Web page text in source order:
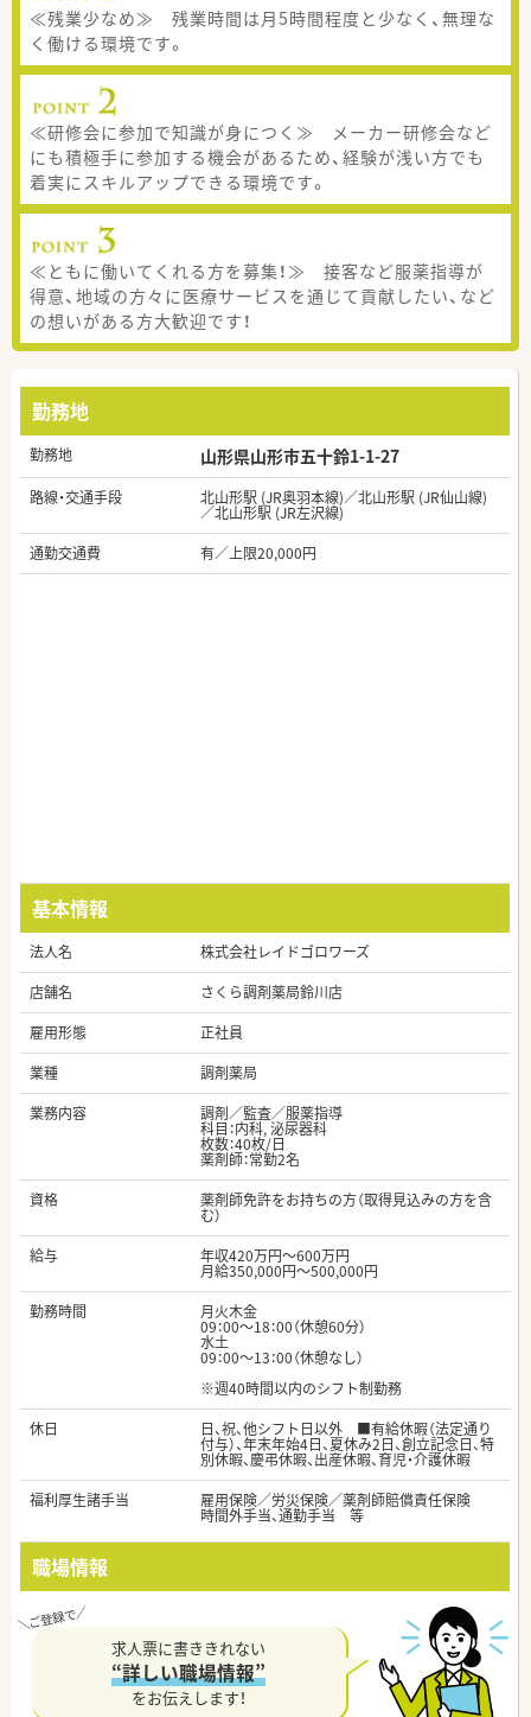
≪残業少なめ≫ 残業時間は月5時間程度と少なく、無理な
く働ける環境です。
≪研修会に参加で知識が身につく≫ メーカー研修会など
にも積極手に参加する機会があるため、経験が浅い方でも
着実にスキルアップできる環境です。
≪ともに働いてくれる方を募集！≫ 接客など服薬指導が
得意、地域の方々に医療サービスを通じて貢献したい、など
の想いがある方大歓迎です！
勤務地
勤務地 山形県山形市五十鈴1-1-27
路線・交通手段 北山形駅 (JR奥羽本線)／北山形駅 (JR仙山線)
／北山形駅 (JR左沢線)
通勤交通費
有／上限20,000円
基本情報
法人名
株式会社レイドゴロワーズ
店舗名
さくら調剤薬局鈴川店
雇用形態
正社員
業種
調剤薬局
業務内容
調剤／監査／服薬指導
科目：内科, 泌尿器科
枚数：40枚/日
薬剤師：常勤2名
資格
薬剤師免許をお持ちの方（取得見込みの方を含
む）
給与
年収420万円～600万円
月給350,000円～500,000円
勤務時間
月火木金
09：00～18：00（休憩60分）
水土
09：00～13：00（休憩なし）
※週40時間以内のシフト制勤務
休日
日、祝、他シフト日以外 ■有給休暇（法定通り
付与）、年末年始4日、夏休み2日、創立記念日、特
別休暇、慶弔休暇、出産休暇、育児・介護休暇
福利厚生諸手当
雇用保険／労災保険／薬剤師賠償責任保険
時間外手当、通勤手当 等
職場情報
求人票に書ききれない
“詳しい職場情報”
をお伝えします！